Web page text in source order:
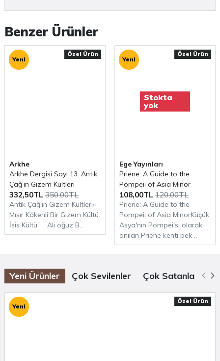
birçok kentle benzer inanış ve uygulamalara sahip
olduğunu ama bunun yanısıra ünik özellikleri de
bulunduğunu belgeler.
(Tanıtım bülteninden)
Arkhe Konsept ve
bölümlerini ziyaret etmeyi unutmayın.
Benzer Ürünler
Özel Ürün
Yeni
Arkhe
Arkhe Dergisi Sayı 13: Antik
Çağ’ın Gizem Kültleri
332,50TL 350,00TL
Antik Çağ’ın Gizem Kültleri»
Mısır Kökenli Bir Gizem Kültü:
İsis Kültü Ali oğuz B..
Özel Ürün
Yeni
Stokta
yok
Ege Yayınları
Priene: A Guide to the
Pompeii of Asia Minor
108,00TL 120,00TL
Priene: A Guide to the
Pompeii of Asia MinorKüçük
Asya'nın Pompei'si olarak
anılan Priene kenti pek ..
Yeni Ürünler Çok Sevilenler Çok Satanlar
Özel Ürün
Yeni